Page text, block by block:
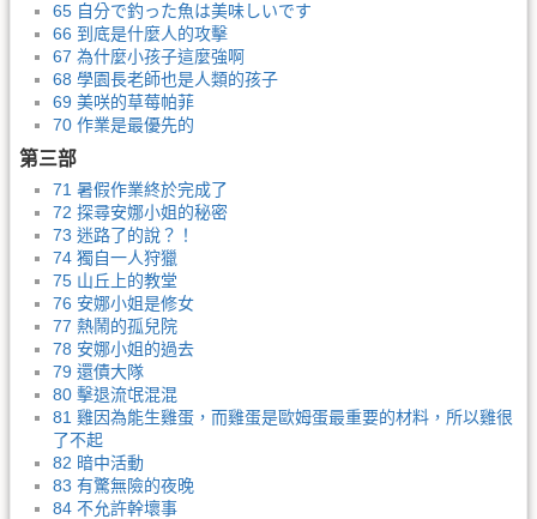
65 自分で釣った魚は美味しいです
66 到底是什麼人的攻擊
67 為什麼小孩子這麼強啊
68 學園長老師也是人類的孩子
69 美咲的草莓帕菲
70 作業是最優先的
第三部
71 暑假作業終於完成了
72 探尋安娜小姐的秘密
73 迷路了的說？！
74 獨自一人狩獵
75 山丘上的教堂
76 安娜小姐是修女
77 熱鬧的孤兒院
78 安娜小姐的過去
79 還債大隊
80 擊退流氓混混
81 雞因為能生雞蛋，而雞蛋是歐姆蛋最重要的材料，所以雞很
了不起
82 暗中活動
83 有驚無險的夜晚
84 不允許幹壞事